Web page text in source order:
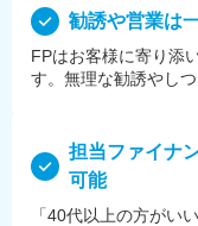
勧誘や営業は
FPはお客様に寄り添
す。無理な勧誘やし
担当ファイナ
可能
「40代以上の方がい